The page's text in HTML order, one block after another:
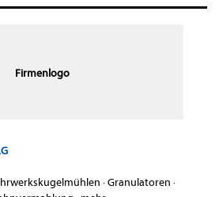
Firmenlogo
·Granulatoren ·